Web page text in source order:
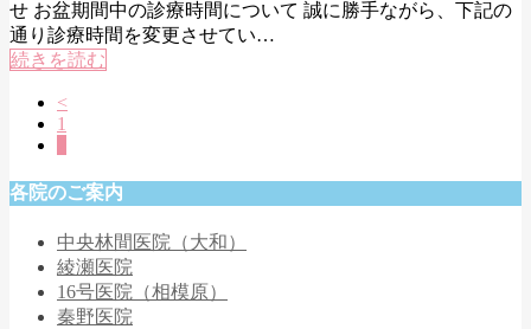
せ お盆期間中の診療時間について 誠に勝手ながら、下記の
通り診療時間を変更させてい…
続きを読む
<
1
各院のご案内
中央林間医院（大和）
綾瀬医院
16号医院（相模原）
秦野医院